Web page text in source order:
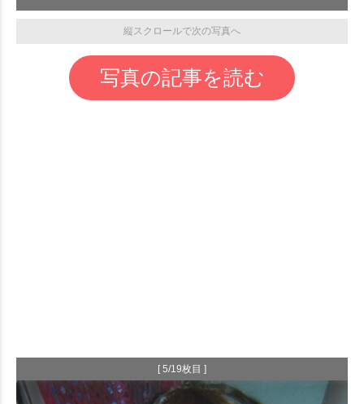
縦スクロールで次の写真へ
写真の記事を読む
[ 5/19枚目 ]